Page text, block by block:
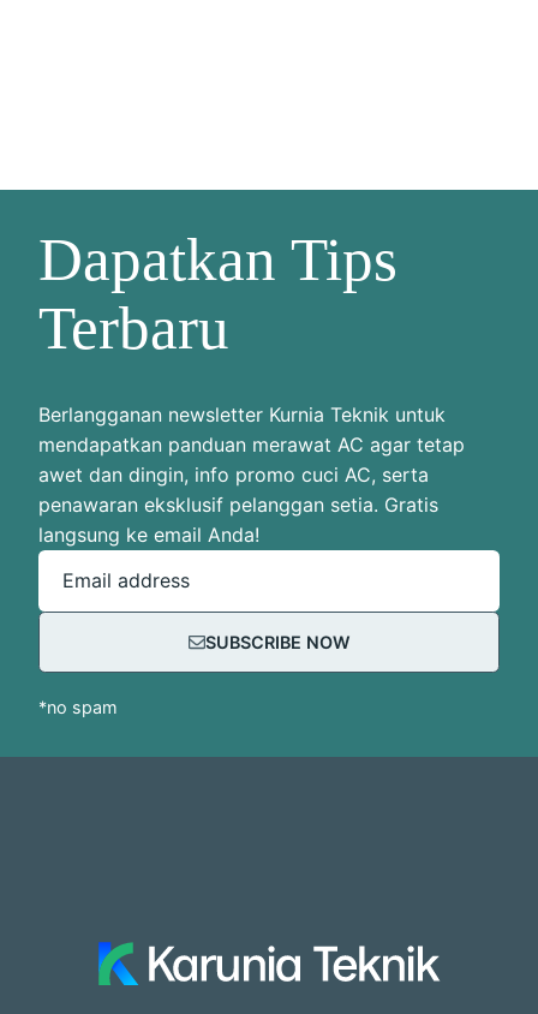
Dapatkan Tips
Terbaru
Berlangganan newsletter Kurnia Teknik untuk
mendapatkan panduan merawat AC agar tetap
awet dan dingin, info promo cuci AC, serta
penawaran eksklusif pelanggan setia. Gratis
langsung ke email Anda!
Email address
SUBSCRIBE NOW
*no spam